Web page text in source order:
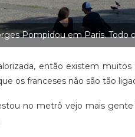
Pompidou em Paris. Todo
então existem
os franceses não são tão
no metrô vejo mais